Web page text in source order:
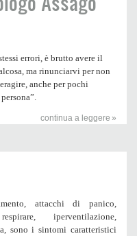
errori, è brutto avere il
ma rinunciarvi per non
anche per pochi
continua a leggere
attacchi di panico,
iperventilazione,
sono i sintomi caratteristici